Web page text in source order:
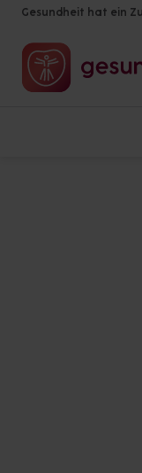
Gesundheit hat ein